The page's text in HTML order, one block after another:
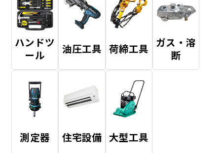
ハンドツ
ール
油圧工具 荷締工具 ガス・溶
断
測定器 住宅設備 大型工具